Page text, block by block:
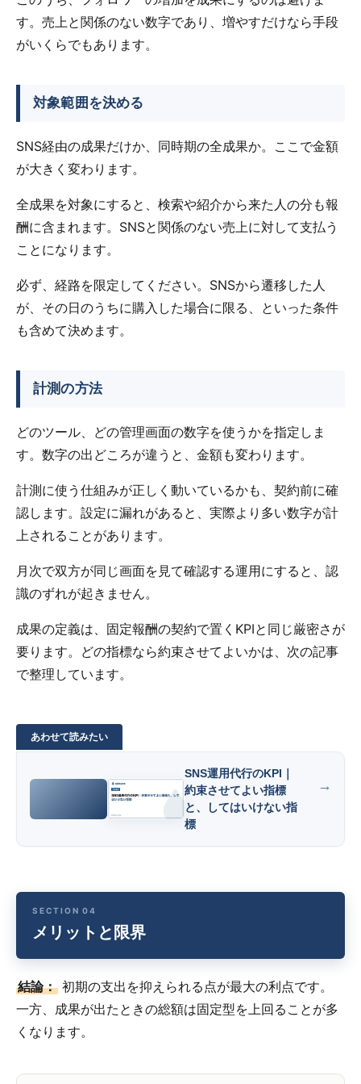
す。売上と関係のない数字であり、増やすだけなら手段
がいくらでもあります。
対象範囲を決める
SNS経由の成果だけか、同時期の全成果か。ここで金額
が大きく変わります。
全成果を対象にすると、検索や紹介から来た人の分も報
酬に含まれます。SNSと関係のない売上に対して支払う
ことになります。
必ず、経路を限定してください。SNSから遷移した人
が、その日のうちに購入した場合に限る、といった条件
も含めて決めます。
計測の方法
どのツール、どの管理画面の数字を使うかを指定しま
す。数字の出どころが違うと、金額も変わります。
計測に使う仕組みが正しく動いているかも、契約前に確
認します。設定に漏れがあると、実際より多い数字が計
上されることがあります。
月次で双方が同じ画面を見て確認する運用にすると、認
識のずれが起きません。
成果の定義は、固定報酬の契約で置くKPIと同じ厳密さが
要ります。どの指標なら約束させてよいかは、次の記事
で整理しています。
SNS運用代行のKPI｜
約束させてよい指標
と、してはいけない指
標
メリットと限界
結論： 初期の支出を抑えられる点が最大の利点です。
一方、成果が出たときの総額は固定型を上回ることが多
くなります。